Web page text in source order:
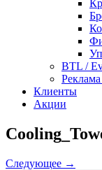
BTL /
Клиенты
Акции
Следующее →